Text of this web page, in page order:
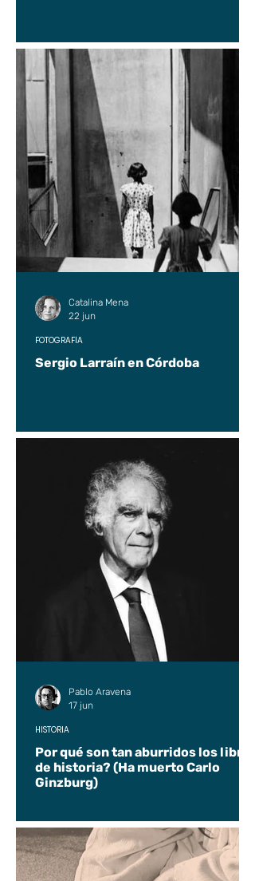
Sergio Larraín en Córdoba
FOTOGRAFÍA
Catalina Mena
22 jun
Por qué son tan aburridos los libros
de historia? (Ha muerto Carlo
Ginzburg)
HISTORIA
Pablo Aravena
17 jun